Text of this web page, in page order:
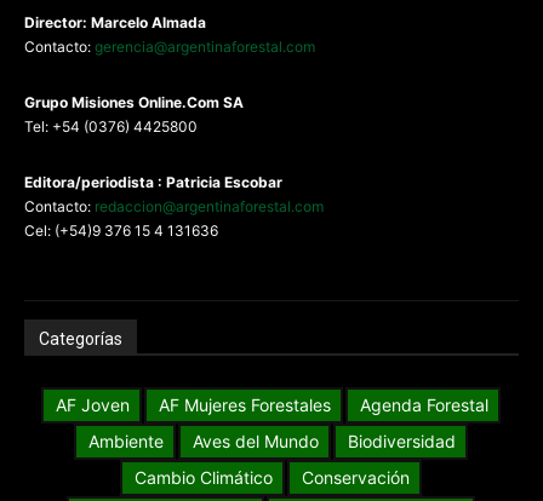
Director: Marcelo Almada
Contacto: gerencia@argentinaforestal.com
Grupo Misiones Online.Com SA
Tel: +54 (0376) 4425800
Editora/periodista : Patricia Escobar
Contacto: redaccion@argentinaforestal.com
Cel: (+54)9 376 15 4 131636
Categorías
AF Joven AF Mujeres Forestales
Agenda Forestal
Ambiente
Aves del Mundo
Biodiversidad
Cambio Climático
Conservación